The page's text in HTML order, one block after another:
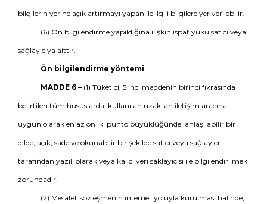
bilgilerin yerine açık artırmayı yapan ile ilgili bilgilere yer verilebilir.
(6) Ön bilgilendirme yapıldığına ilişkin ispat yükü satıcı veya
sağlayıcıya aittir.
Ön bilgilendirme yöntemi
MADDE 6 –(1) Tüketici, 5 inci maddenin birinci fıkrasında
belirtilen tüm hususlarda, kullanılan uzaktan iletişim aracına
uygun olarak en az on iki punto büyüklüğünde, anlaşılabilir bir
dilde, açık, sade ve okunabilir bir şekilde satıcı veya sağlayıcı
tarafından yazılı olarak veya kalıcı veri saklayıcısı ile bilgilendirilmek
zorundadır.
(2) Mesafeli sözleşmenin internet yoluyla kurulması halinde,